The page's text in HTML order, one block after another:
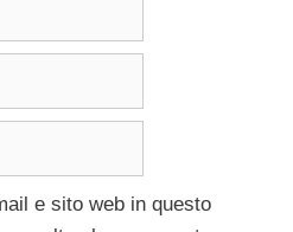
e sito web in questo